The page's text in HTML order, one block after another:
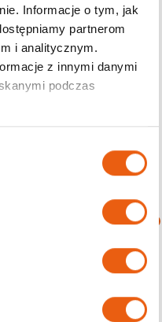
Informacje o tym, jak
partnerom
i analitycznym.
z innymi danymi
podczas